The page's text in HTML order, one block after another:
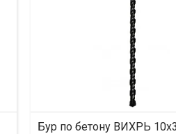
Бур по бетону ВИХРЬ